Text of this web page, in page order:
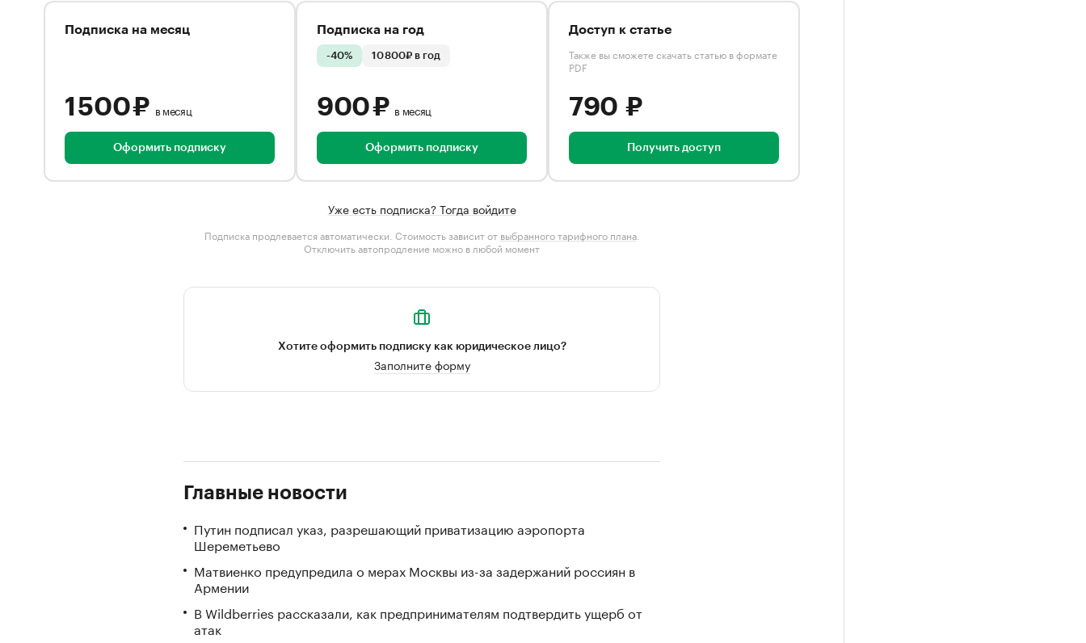
Подписка на месяц
1 500 ₽ в месяц
Оформить подписку
Подписка на год
-40% 10 800₽ в год
900 ₽ в месяц
Оформить подписку
Доступ к статье
Также вы сможете скачать статью в формате
PDF
790 ₽
Получить доступ
Уже есть подписка? Тогда войдите
Подписка продлевается автоматически. Стоимость зависит от выбранного тарифного плана.
Отключить автопродление можно в любой момент
Хотите оформить подписку как юридическое лицо?
Заполните форму
Главные новости
Путин подписал указ, разрешающий приватизацию аэропорта
Шереметьево
Матвиенко предупредила о мерах Москвы из-за задержаний россиян в
Армении
В Wildberries рассказали, как предпринимателям подтвердить ущерб от
атак